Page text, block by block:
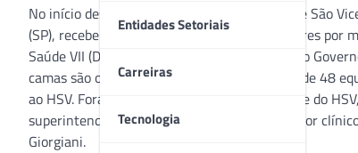
Entidades Setoriais
Carreiras
Tecnologia
No início desta semana o Hospital de Caridade São
(SP), recebeu a doação de 20 camas hospitalares por
Saúde VII (DRS–VII), da Secretaria de Saúde do
camas são os primeiros itens de uma relação de 48
ao HSV. Foram recebidas pelo superintendente do
superintendência, Alexandre Mezei; pelo diretor
Giorgiani.